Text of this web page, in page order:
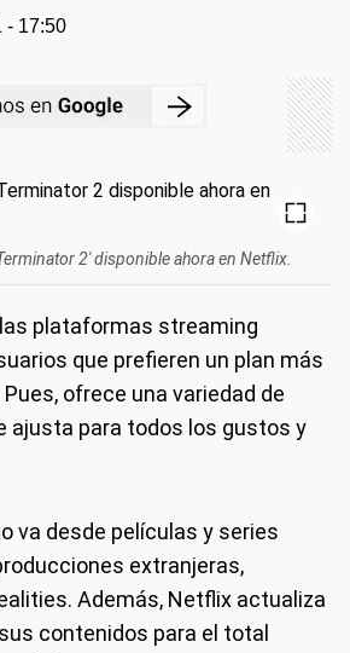
- 17:50
2' disponible ahora en Netflix.
plataformas streaming
que prefieren un plan más
ofrece una variedad de
ajusta para todos los gustos y
va desde películas y series
extranjeras,
Además, Netflix actualiza
contenidos para el total